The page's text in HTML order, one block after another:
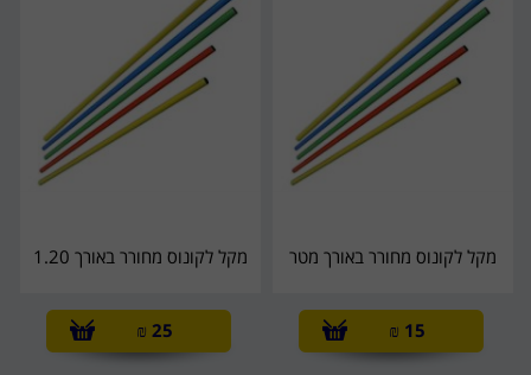
מקל לקונוס מחורר באורך מטר
15
₪
מקל לקונוס מחורר באורך 1.20
25
₪